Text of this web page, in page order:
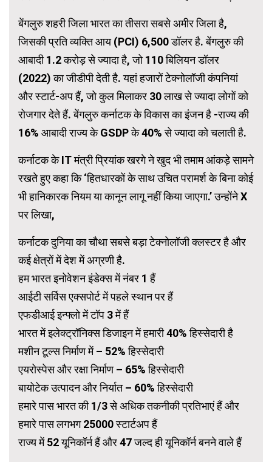
बेंगलुरु शहरी जिला भारत का तीसरा सबसे अमीर जिला है,
जिसकी प्रति व्यक्ति आय (PCI) 6,500 डॉलर है. बेंगलुरु की
आबादी 1.2 करोड़ से ज्यादा है, जो 110 बिलियन डॉलर
(2022) का जीडीपी देती है. यहां हजारों टेक्नोलॉजी कंपनियां
और स्टार्ट-अप हैं, जो कुल मिलाकर 30 लाख से ज्यादा लोगों को
रोजगार देते हैं. बेंगलुरु कर्नाटक के विकास का इंजन है -राज्य की
16% आबादी राज्य के GSDP के 40% से ज्यादा को चलाती है.
कर्नाटक के IT मंत्री प्रियांक खरगे ने खुद भी तमाम आंकड़े सामने
रखते हुए कहा कि ‘हितधारकों के साथ उचित परामर्श के बिना कोई
भी हानिकारक नियम या कानून लागू नहीं किया जाएगा.’ उन्होंने X
पर लिखा,
कर्नाटक दुनिया का चौथा सबसे बड़ा टेक्नोलॉजी क्लस्टर है और
कई क्षेत्रों में देश में अग्रणी है.
हम भारत इनोवेशन इंडेक्स में नंबर 1 हैं
आईटी सर्विस एक्सपोर्ट में पहले स्थान पर हैं
एफडीआई इन्फ्लो में टॉप 3 में हैं
भारत में इलेक्ट्रॉनिक्स डिजाइन में हमारी 40% हिस्सेदारी है
मशीन टूल्स निर्माण में – 52% हिस्सेदारी
एयरोस्पेस और रक्षा निर्माण – 65% हिस्सेदारी
बायोटेक उत्पादन और निर्यात – 60% हिस्सेदारी
हमारे पास भारत की 1/3 से अधिक तकनीकी प्रतिभाएं हैं और
हमारे पास लगभग 25000 स्टार्टअप हैं
राज्य में 52 यूनिकॉर्न हैं और 47 जल्द ही यूनिकॉर्न बनने वाले हैं